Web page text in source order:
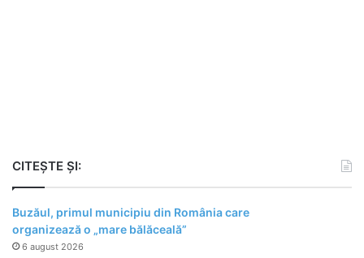
CITEȘTE ȘI:
Buzăul, primul municipiu din România care
organizează o „mare bălăceală”
6 august 2026